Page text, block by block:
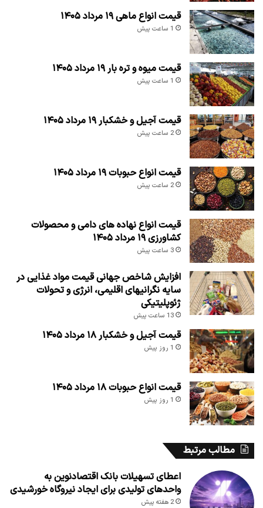
قیمت انواع ماهی ۱۹ مرداد ۱۴۰۵
1 ساعت پیش
قیمت میوه و تره بار ۱۹ مرداد ۱۴۰۵
1 ساعت پیش
قیمت آجیل و خشکبار ۱۹ مرداد ۱۴۰۵
2 ساعت پیش
قیمت انواع حبوبات ۱۹ مرداد ۱۴۰۵
2 ساعت پیش
قیمت انواع نهاده های دامی و محصولات
کشاورزی ۱۹ مرداد ۱۴۰۵
3 ساعت پیش
افزایش شاخص جهانی قیمت مواد غذایی در
سایه نگرانیهای اقلیمی، انرژی و تحولات
ژئوپلیتیکی
13 ساعت پیش
قیمت آجیل و خشکبار ۱۸ مرداد ۱۴۰۵
1 روز پیش
قیمت انواع حبوبات ۱۸ مرداد ۱۴۰۵
1 روز پیش
مطالب مرتبط
اعطای تسهیلات بانک اقتصادنوین به
واحدهای تولیدی برای ایجاد نیروگاه خورشیدی
2 هفته پیش